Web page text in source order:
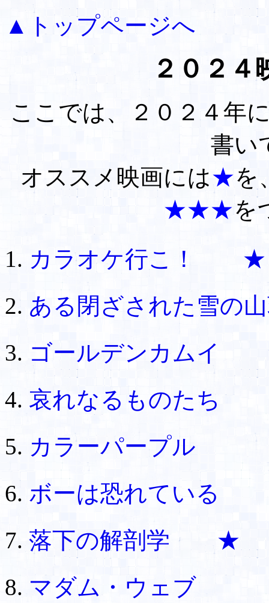
▲トップページへ
２０２４
ここでは、２０２４年
書い
オススメ映画には★を
★★★を
カラオケ行こ！ ★
ある閉ざされた雪の
ゴールデンカム
哀れなるものたち
カラーパープル
ボーは恐れている
落下の解剖学 ★
マダム・ウェブ